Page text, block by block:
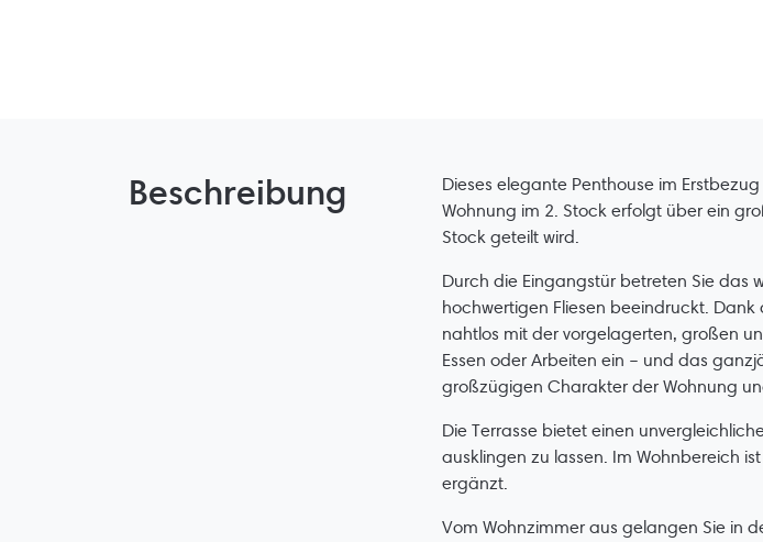
Beschreibung
Dieses elegante Penthouse im
Wohnung im 2. Stock erfolgt über ein
Stock geteilt wird.
Durch die Eingangstür betreten Sie das
hochwertigen Fliesen beeindruckt.
nahtlos mit der vorgelagerten, großen
Essen oder Arbeiten ein – und das
großzügigen Charakter der Wohnung
Die Terrasse bietet einen
ausklingen zu lassen. Im Wohnbereich
ergänzt.
Vom Wohnzimmer aus gelangen Sie in